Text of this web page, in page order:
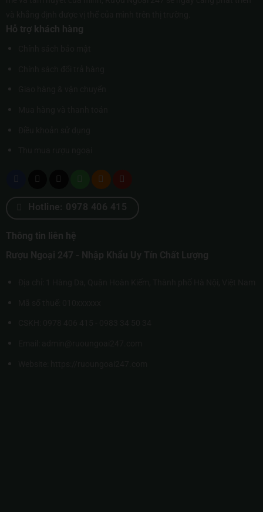
Hỗ trợ khách hàng
Hotline: 0978 406 415
Thông tin liên hệ
Rượu Ngoại 247 - Nhập Khẩu Uy Tín Chất Lượng